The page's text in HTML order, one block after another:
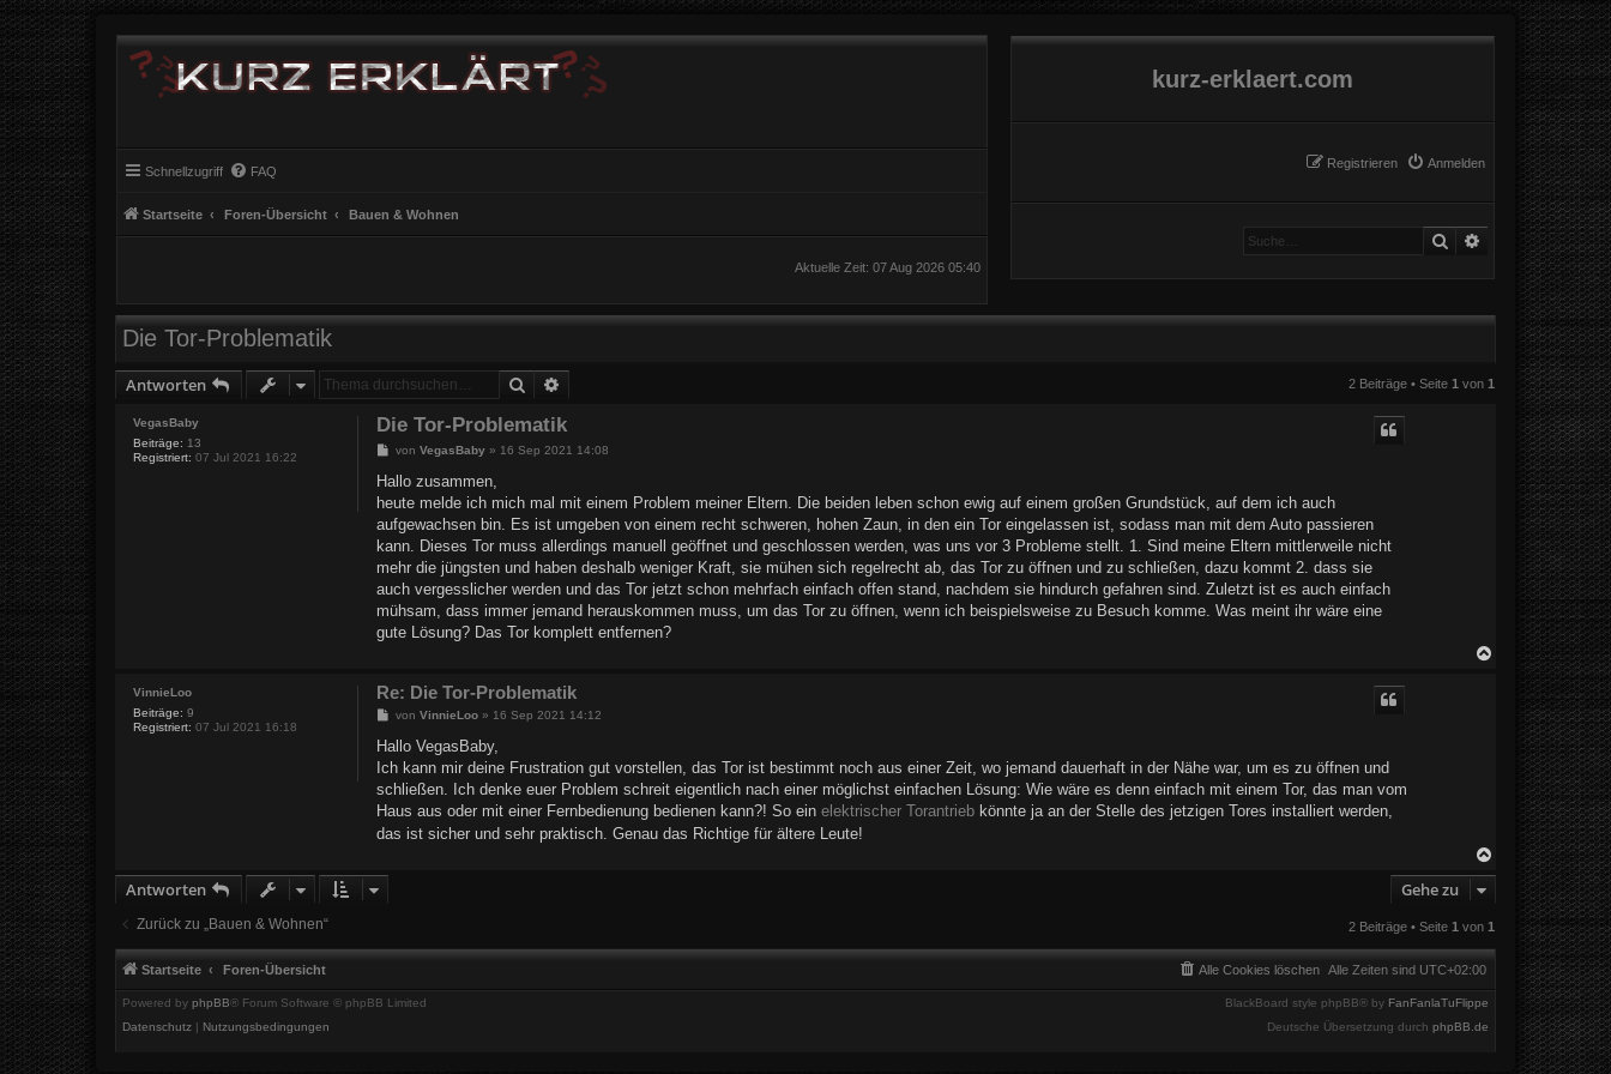
kurz-erklaert.com
Anmelden
Registrieren
Schnellzugriff FAQ
Startseite Foren-Übersicht Bauen & Wohnen
Suche Erweiterte Suche
Aktuelle Zeit: 07 Aug 2026 05:40
Die Tor-Problematik
Antworten Suche 2 Beiträge • Seite 1von 1
VegasBaby
Beiträge: 13
Registriert: 07 Jul 2021 16:22
Die Tor-Problematik
B
i
r
a
vonVegasBaby » 16 Sep 2021 14:08
Hallo zusammen,
heute melde ich mich mal mit einem Problem meiner Eltern. Die beiden leben schon ewig auf einem großen Grundstück, auf dem ich auch
aufgewachsen bin. Es ist umgeben von einem recht schweren, hohen Zaun, in den ein Tor eingelassen ist, sodass man mit dem Auto passieren
kann. Dieses Tor muss allerdings manuell geöffnet und geschlossen werden, was uns vor 3 Probleme stellt. 1. Sind meine Eltern mittlerweile nicht
mehr die jüngsten und haben deshalb weniger Kraft, sie mühen sich regelrecht ab, das Tor zu öffnen und zu schließen, dazu kommt 2. dass sie
auch vergesslicher werden und das Tor jetzt schon mehrfach einfach offen stand, nachdem sie hindurch gefahren sind. Zuletzt ist es auch einfach
mühsam, dass immer jemand herauskommen muss, um das Tor zu öffnen, wenn ich beispielsweise zu Besuch komme. Was meint ihr wäre eine
gute Lösung? Das Tor komplett entfernen?
VinnieLoo
Beiträge: 9
Registriert: 07 Jul 2021 16:18
Re: Die Tor-Problematik
B
i
r
a
vonVinnieLoo » 16 Sep 2021 14:12
Hallo VegasBaby,
Ich kann mir deine Frustration gut vorstellen, das Tor ist bestimmt noch aus einer Zeit, wo jemand dauerhaft in der Nähe war, um es zu öffnen und
schließen. Ich denke euer Problem schreit eigentlich nach einer möglichst einfachen Lösung: Wie wäre es denn einfach mit einem Tor, das man vom
Haus aus oder mit einer Fernbedienung bedienen kann?! So einelektrischer Torantrieb könnte ja an der Stelle des jetzigen Tores installiert werden,
das ist sicher und sehr praktisch. Genau das Richtige für ältere Leute!
Antworten Gehe zu
Zurück zu „Bauen & Wohnen“ 2 Beiträge • Seite 1 von 1
Startseite Foren-Übersicht Alle Zeiten sind UTC+02:00
Alle Cookies löschen
Powered by phpBB® Forum Software © phpBB Limited BlackBoard style phpBB® by FanFanlaTuFlippe
Deutsche Übersetzung durch phpBB.de
Datenschutz | Nutzungsbedingungen